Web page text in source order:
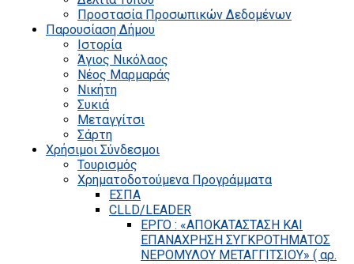
Προστασία Προσωπικών Δεδομένων
Παρουσίαση Δήμου
Ιστορία
Άγιος Νικόλαος
Νέος Μαρμαράς
Νικήτη
Συκιά
Μεταγγίτσι
Σάρτη
Χρήσιμοι Σύνδεσμοι
Τουρισμός
Χρηματοδοτούμενα Προγράμματα
ΕΣΠΑ
CLLD/LEADER
ΕΡΓΟ : «ΑΠΟΚΑΤΑΣΤΑΣΗ ΚΑΙ
ΕΠΑΝΑΧΡΗΣΗ ΣΥΓΚΡΟΤΗΜΑΤΟΣ
ΝΕΡΟΜΥΛΟΥ ΜΕΤΑΓΓΙΤΣΙΟΥ» ( αρ.